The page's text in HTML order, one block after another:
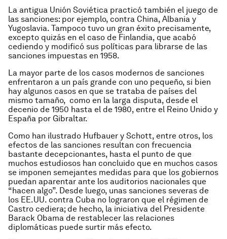
La antigua Unión Soviética practicó también el juego de
las sanciones: por ejemplo, contra China, Albania y
Yugoslavia. Tampoco tuvo un gran éxito precisamente,
excepto quizás en el caso de Finlandia, que acabó
cediendo y modificó sus políticas para librarse de las
sanciones impuestas en 1958.
La mayor parte de los casos modernos de sanciones
enfrentaron a un país grande con uno pequeño, si bien
hay algunos casos en que se trataba de países del
mismo tamaño, como en la larga disputa, desde el
decenio de 1950 hasta el de 1980, entre el Reino Unido y
España por Gibraltar.
Como han ilustrado Hufbauer y Schott, entre otros, los
efectos de las sanciones resultan con frecuencia
bastante decepcionantes, hasta el punto de que
muchos estudiosos han concluido que en muchos casos
se imponen semejantes medidas para que los gobiernos
puedan aparentar ante los auditorios nacionales que
“hacen algo”. Desde luego, unas sanciones severas de
los EE.UU. contra Cuba no lograron que el régimen de
Castro cediera; de hecho, la iniciativa del Presidente
Barack Obama de restablecer las relaciones
diplomáticas puede surtir más efecto.